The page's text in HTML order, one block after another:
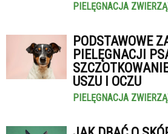
PIELĘGNACJA
PODSTAWOWE
PIELĘGNACJI
USZU I OCZU
PIELĘGNACJA